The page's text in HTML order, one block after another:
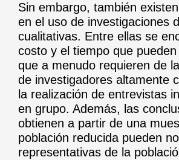
Sin embargo, también
en el uso de investigaciones
cualitativas. Entre ellas se
costo y el tiempo que
que a menudo requieren de
de investigadores altamente
la realización de entrevistas
en grupo. Además, las
obtienen a partir de una
población reducida pueden
representativas de la